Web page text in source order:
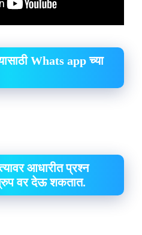
Whats app च्या
आधारीत प्रश्न
ग्रुप वर देऊ शकतात.